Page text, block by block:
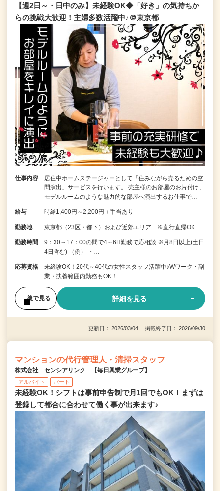
【週2日～・日中のみ】未経験OK◆「好き」の気持ちか
らの挑戦大歓迎！主婦多数活躍中♪＠東京都
仕事内容
居住中ホームステージャーとして「住みながら売るための空
間演出」サービスを行います。 売主様のお部屋のお片付け、
モデルルームのような魅力的な部屋へ演出するお仕事で…
給与 時給1,400円～2,200円＋手当あり
勤務地 東京都（23区・都下）および近郊エリア ※直行直帰OK
勤務時間
9：30～17：00の間で4～6H勤務で応相談 ※月8日以上(土日
4日含む) （例） ・…
応募資格
未経験OK！20代～40代の女性スタッフ活躍中♪Wワーク・副
業・扶養範囲内勤務もOK！
後で見る 詳細を見る
更新日： 2026/03/04 掲載終了日： 2026/09/30
マンションの代行管理人・清掃スタッフ
株式会社 センシアリンク 【毎日興業グループ】
アルバイト パート
未経験OK！シフトは事前申告制で月1回でもOK！まずは
登録して都合に合わせて働く事が出来ます♪